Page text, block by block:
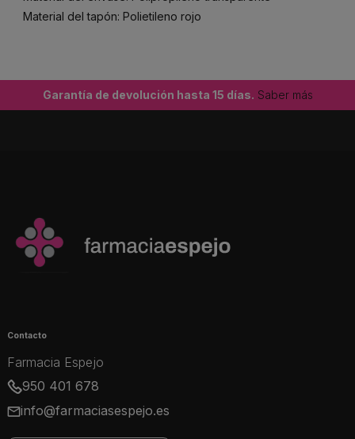
Material del tapón: Polietileno rojo
Garantía de devolución hasta 15 días. Saber más
Contacto
Farmacia Espejo
950 401 678
info@farmaciasespejo.es